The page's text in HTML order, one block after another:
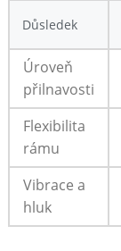
Důsledek
Úroveň
přilnavosti
Flexibilita
rámu
Vibrace a‌
hluk